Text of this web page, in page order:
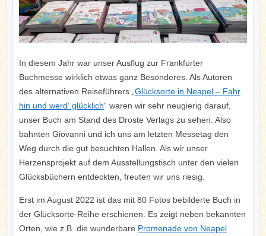
In diesem Jahr war unser Ausflug zur Frankfurter
Buchmesse wirklich etwas ganz Besonderes. Als Autoren
des alternativen Reiseführers „Glücksorte in Neapel – Fahr
hin und werd‘ glücklich“ waren wir sehr neugierig darauf,
unser Buch am Stand des Droste Verlags zu sehen. Also
bahnten Giovanni und ich uns am letzten Messetag den
Weg durch die gut besuchten Hallen. Als wir unser
Herzensprojekt auf dem Ausstellungstisch unter den vielen
Glücksbüchern entdeckten, freuten wir uns riesig.
Erst im August 2022 ist das mit 80 Fotos bebilderte Buch in
der Glücksorte-Reihe erschienen. Es zeigt neben bekannten
Orten, wie z.B. die wunderbare Promenade von Neapel